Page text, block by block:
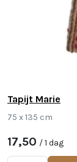
Tapijt Marie
75 x 135 cm
17,50 / 1 dag